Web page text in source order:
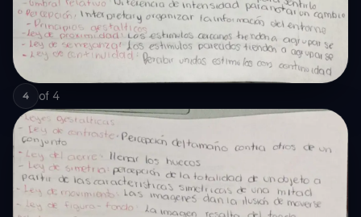
4 of 4